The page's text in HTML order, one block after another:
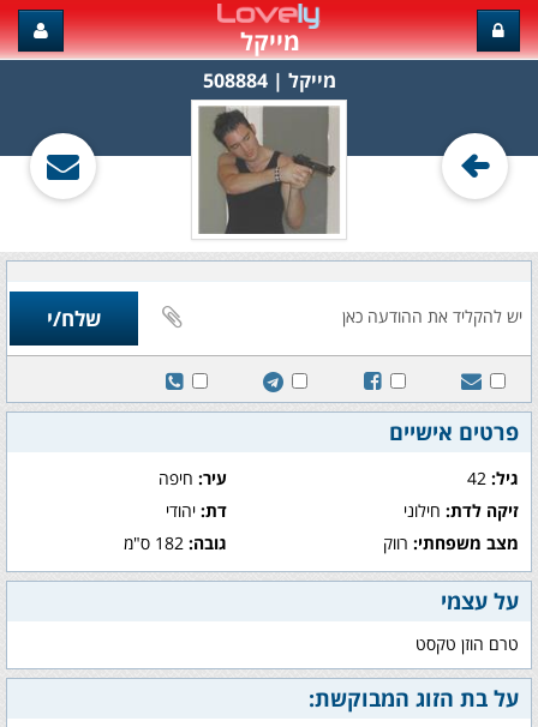
מייקל
מייקל‏ | 508884
פרטים אישיים
גיל: עיר:חיפה
זיקה לדת: חילוני דת:יהודי
מצב משפחתי: רווק גובה:182 ס"מ
על עצמי
טרם הוזן טקסט
על בת הזוג המבוקשת: